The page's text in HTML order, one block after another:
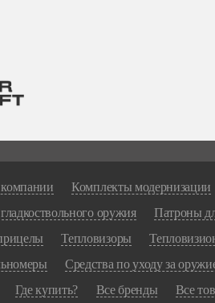
Комплекты модернизации
оружия
Патроны
Тепловизоры
Средства по уходу за
Где купить? Все бренды Все